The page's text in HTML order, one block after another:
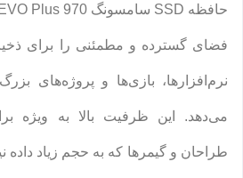
حافظه SSD سامسونگ 970 EVO Plus با
فضای گسترده و مطمئنی را برای
نرم‌افزارها، بازی‌ها و پروژه‌های
می‌دهد. این ظرفیت بالا به ویژه
طراحان و گیمرها که به حجم زیاد داده